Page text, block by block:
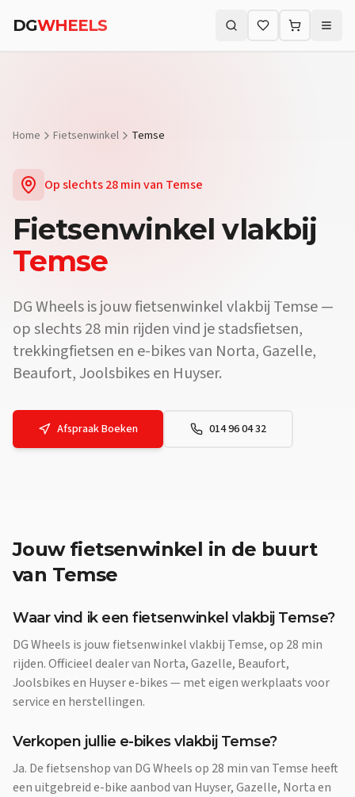
Vraag:Verkopen jullie e-bikes vlakbij Temse? Antwoord:Ja. De
DGWHEELS Zoeken (⌘K)
Home Fietsenwinkel Temse
Op slechts28 minvan Temse
Fietsenwinkel vlakbij
Temse
DG Wheels is jouw fietsenwinkel vlakbij Temse —
op slechts 28 min rijden vind je stadsfietsen,
trekkingfietsen en e-bikes van Norta, Gazelle,
Beaufort, Joolsbikes en Huyser.
Afspraak Boeken 014 96 04 32
Jouw fietsenwinkel in de buurt
van Temse
Waar vind ik een fietsenwinkel vlakbij Temse?
DG Wheels is jouw fietsenwinkel vlakbij Temse, op 28 min
rijden. Officieel dealer van Norta, Gazelle, Beaufort,
Joolsbikes en Huyser e-bikes — met eigen werkplaats voor
service en herstellingen.
Verkopen jullie e-bikes vlakbij Temse?
Ja. De fietsenshop van DG Wheels op 28 min van Temse heeft
een uitgebreid e-bike aanbod van Huyser, Gazelle, Norta en